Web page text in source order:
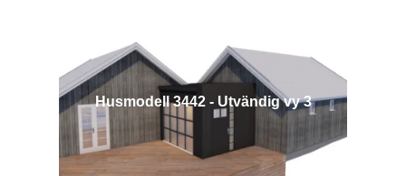
Husmodell 3442 - Utvändig vy 3